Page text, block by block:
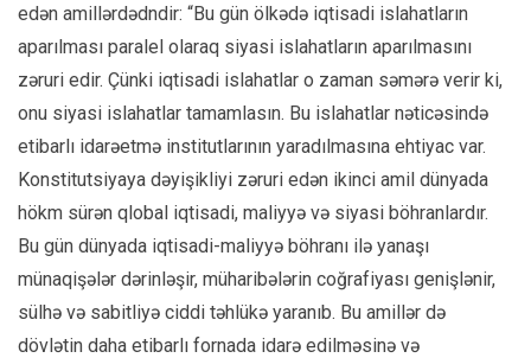
edən amillərdədndir: “Bu gün ölkədə iqtisadi islahatların
aparılması paralel olaraq siyasi islahatların aparılmasını
zəruri edir. Çünki iqtisadi islahatlar o zaman səmərə verir ki,
onu siyasi islahatlar tamamlasın. Bu islahatlar nəticəsində
etibarlı idarəetmə institutlarının yaradılmasına ehtiyac var.
Konstitutsiyaya dəyişikliyi zəruri edən ikinci amil dünyada
hökm sürən qlobal iqtisadi, maliyyə və siyasi böhranlardır.
Bu gün dünyada iqtisadi-maliyyə böhranı ilə yanaşı
münaqişələr dərinləşir, müharibələrin coğrafiyası genişlənir,
sülhə və sabitliyə ciddi təhlükə yaranıb. Bu amillər də
dövlətin daha etibarlı fornada idarə edilməsinə və